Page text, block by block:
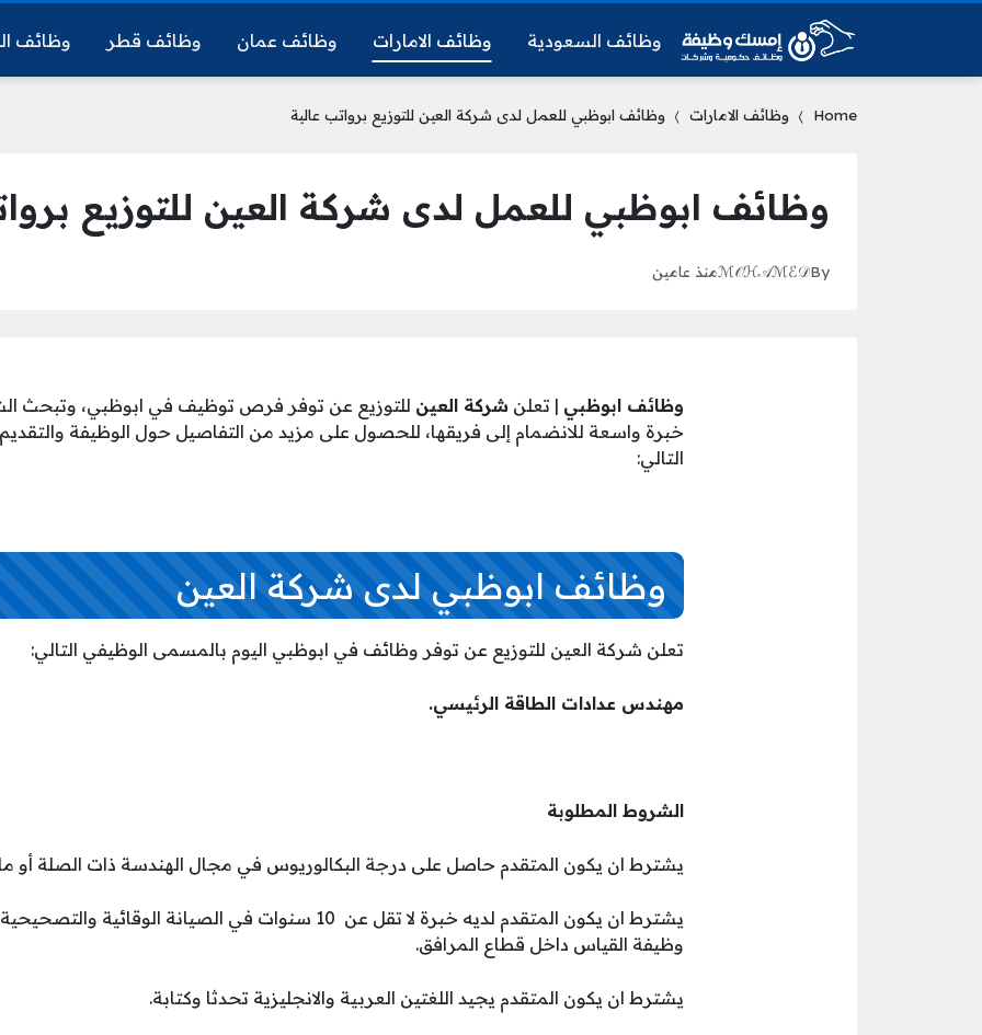
وظائف السعودية وظائف الامارات وظائف عمان وظائف قطر وظائف
Home وظائف الامارات وظائف ابوظبي للعمل لدى شركة العين للتوزيع برواتب عالية
وظائف ابوظبي للعمل لدى شركة العين للتوزيع
By
ℳ𝒪ℋ𝒜ℳℰ𝒟منذ عامين
وظائف ابوظبي | تعلن شركة العين للتوزيع عن توفر فرص توظيف في ابوظبي، وتبحث
خبرة واسعة للانضمام إلى فريقها، للحصول على مزيد من التفاصيل حول الوظيفة
التالي:
وظائف ابوظبي لدى شركة العين
تعلن شركة العين للتوزيع عن توفر وظائف في ابوظبي اليوم بالمسمى الوظيفي التالي:
مهندس عدادات الطاقة الرئيسي.
الشروط المطلوبة
يشترط ان يكون المتقدم حاصل على درجة البكالوريوس في مجال الهندسة ذات الصلة أو ما
يشترط ان يكون المتقدم لديه خبرة لا تقل عن 10 سنوات في الصيانة
وظيفة القياس داخل قطاع المرافق.
يشترط ان يكون المتقدم يجيد اللغتين العربية والانجليزية تحدثا وكتابة.